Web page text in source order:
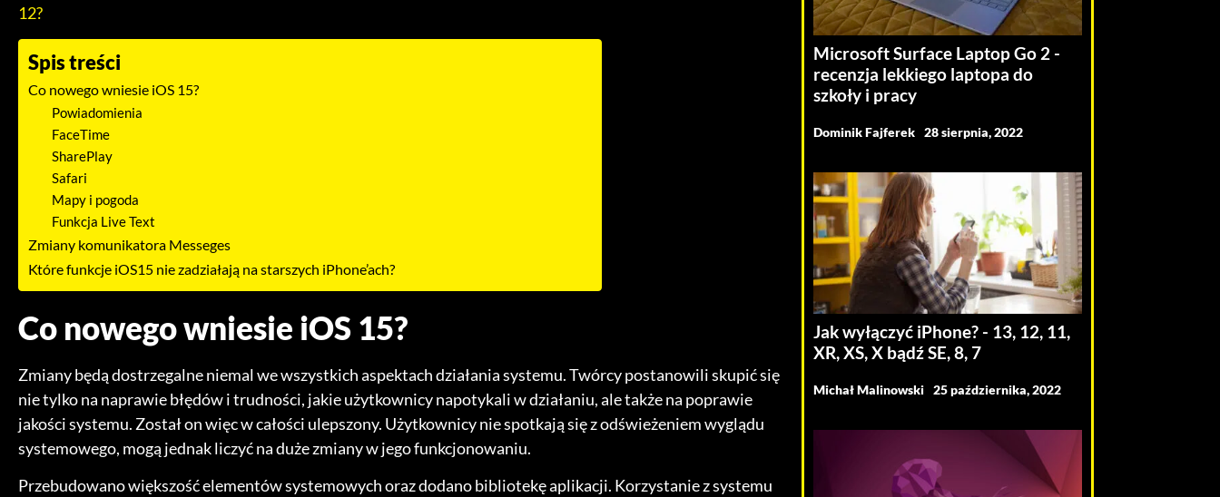
12?
Spis treści
Co nowego wniesie iOS 15?
Powiadomienia
FaceTime
SharePlay
Safari
Mapy i pogoda
Funkcja Live Text
Zmiany komunikatora Messeges
Które funkcje iOS15 nie zadziałają na starszych iPhone’ach?
Co nowego wniesie iOS 15?
Zmiany będą dostrzegalne niemal we wszystkich aspektach działania systemu. Twórcy postanowili skupić się
nie tylko na naprawie błędów i trudności, jakie użytkownicy napotykali w działaniu, ale także na poprawie
jakości systemu. Został on więc w całości ulepszony. Użytkownicy nie spotkają się z odświeżeniem wyglądu
systemowego, mogą jednak liczyć na duże zmiany w jego funkcjonowaniu.
Przebudowano większość elementów systemowych oraz dodano bibliotekę aplikacji. Korzystanie z systemu
Microsoft Surface Laptop Go 2 -
recenzja lekkiego laptopa do
szkoły i pracy
Dominik Fajferek 28 sierpnia, 2022
Jak wyłączyć iPhone? - 13, 12, 11,
XR, XS, X bądź SE, 8, 7
Michał Malinowski 25 października, 2022